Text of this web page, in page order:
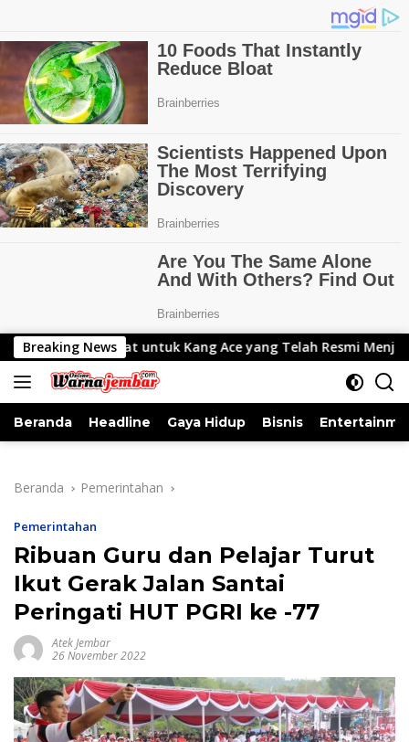
Langsung
ke
konten
Breaking News
Ace yang Telah Resmi Menjabat Gubernur Lemhanas
Beranda Headline Gaya Hidup Bisnis
Beranda Pemerintahan
Pemerintahan
Ribuan Guru dan Pelajar Turut
Ikut Gerak Jalan Santai
Peringati HUT PGRI ke -77
Atek Jembar
26 November 2022